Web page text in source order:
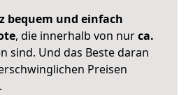
bequem und einfach
, die innerhalb von nurca.
sind. Und das Beste daran
Preisen